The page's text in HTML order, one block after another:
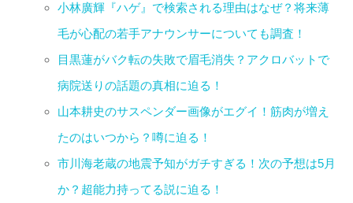
小林廣輝『ハゲ』で検索される理由はなぜ？将来薄
毛が心配の若手アナウンサーについても調査！
目黒蓮がバク転の失敗で眉毛消失？アクロバットで
病院送りの話題の真相に迫る！
山本耕史のサスペンダー画像がエグイ！筋肉が増え
たのはいつから？噂に迫る！
市川海老蔵の地震予知がガチすぎる！次の予想は5月
か？超能力持ってる説に迫る！